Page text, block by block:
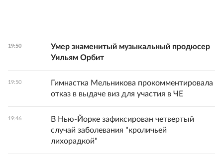
19:50
Умер знаменитый музыкальный продюсер
Уильям Орбит
19:50
Гимнастка Мельникова прокомментировала
отказ в выдаче виз для участия в ЧЕ
19:46
В Нью-Йорке зафиксирован четвертый
случай заболевания "кроличьей
лихорадкой"